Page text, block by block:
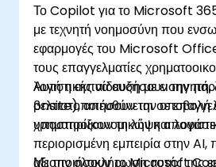
Το Copilot για το Microsoft 365
με τεχνητή νοημοσύνη που
εφαρμογές του Microsoft
τους επαγγελματίες
λογιστικής να αυξήσουν την
βελτιστοποιήσουν την υποβολή
υποστηρίξουν τη λήψη
Αυτή η εκπαίδευση με
onsite), απευθύνεται σε
χρηματοοικονομικών και
περιορισμένη εμπειρία στην
αξιοποιήσουν το Microsoft
Με την ολοκλήρωση αυτής της